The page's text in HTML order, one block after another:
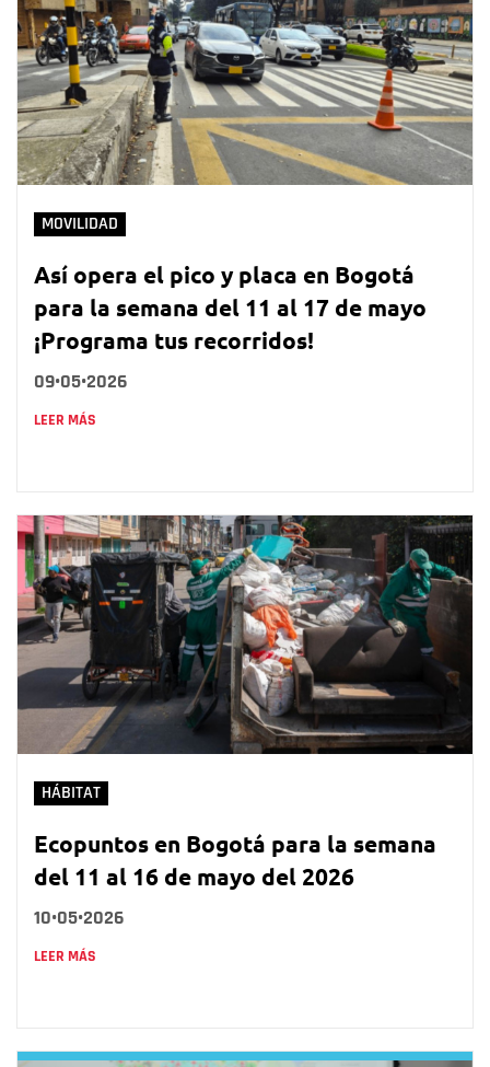
MOVILIDAD
Así opera el pico y placa en Bogotá
para la semana del 11 al 17 de mayo
¡Programa tus recorridos!
09•05•2026
LEER MÁS
HÁBITAT
Ecopuntos en Bogotá para la semana
del 11 al 16 de mayo del 2026
10•05•2026
LEER MÁS